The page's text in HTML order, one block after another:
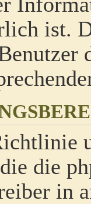
ist.
die
in